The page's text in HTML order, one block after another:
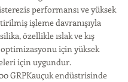
performansı ve yüksek
işleme davranışıyla
özellikle ıslak ve kış
için yüksek
için uygundur.
GRPKauçuk endüstrisinde